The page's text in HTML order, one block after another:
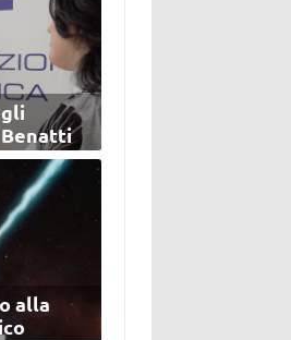
Benatti
alla